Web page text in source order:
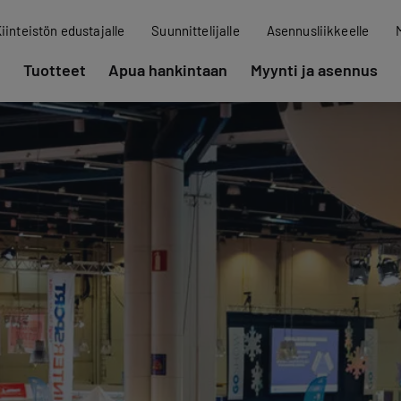
edustajalle Suunnittelijalle Asennusliikkeelle
Tuotteet Apua hankintaan Myynti ja asennus